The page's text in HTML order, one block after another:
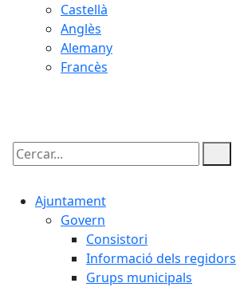
Castellà
Anglès
Alemany
Francès
Cercar:
Ajuntament
Govern
Consistori
Informació dels regidors
Grups municipals